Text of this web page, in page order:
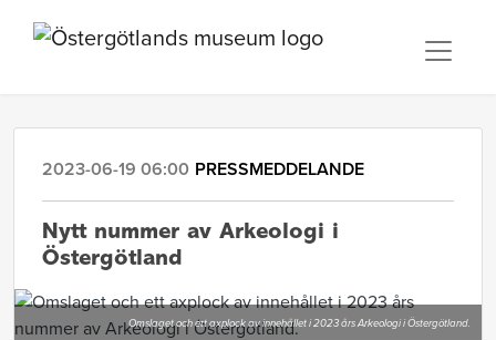
2023-06-19 06:00 PRESSMEDDELANDE
Nytt nummer av Arkeologi i
Östergötland
Omslaget och ett axplock av innehållet i 2023 års Arkeologi i Östergötland.